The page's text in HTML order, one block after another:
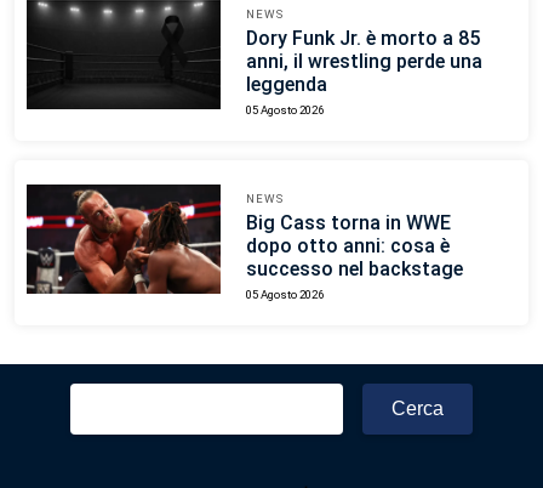
NEWS
Dory Funk Jr. è morto a 85
anni, il wrestling perde una
leggenda
05 Agosto 2026
NEWS
Big Cass torna in WWE
dopo otto anni: cosa è
successo nel backstage
05 Agosto 2026
Ricerca